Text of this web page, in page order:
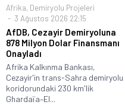
Afrika, Demiryolu Projeleri
3 Ağustos 2026 22:15
AfDB, Cezayir Demiryoluna
878 Milyon Dolar Finansmanı
Onayladı
Afrika Kalkınma Bankası,
Cezayir'in trans-Sahra demiryolu
koridorundaki 230 km'lik
Ghardaïa–El...